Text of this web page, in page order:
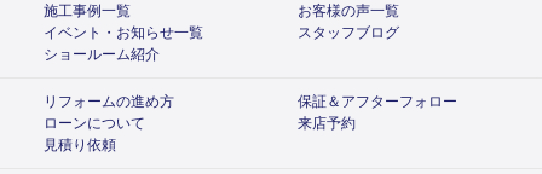
施工事例一覧
お客様の声一覧
イベント・お知らせ一覧
スタッフブログ
ショールーム紹介
リフォームの進め方
保証＆アフターフォロー
ローンについて
来店予約
見積り依頼